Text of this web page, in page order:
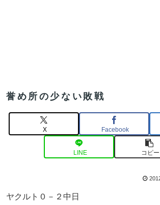
誉め所の少ない敗戦
X Facebook
LINE コピー
ヤクルト０－２中日